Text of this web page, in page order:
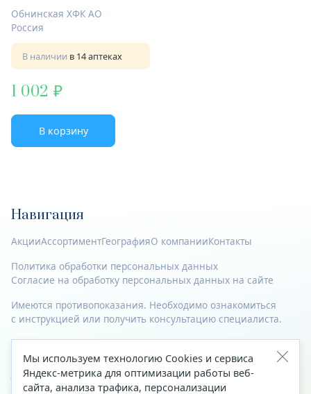
Обнинская ХФК АО
Россия
В наличии в 14 аптеках
1 002
В корзину
Навигация
АкцииАссортиментГеографияО компанииКонтакты
Политика обработки персональных данных
Согласие на обработку персональных данных на сайте
Имеются противопоказания. Необходимо ознакомиться
с инструкцией или получить консультацию специалиста.
© 2023—2026 Все права защищены.
Адрес
Мы используем технологию Cookies и сервиса
Яндекс-метрика для оптимизации работы веб-
сайта, анализа трафика, персонализации